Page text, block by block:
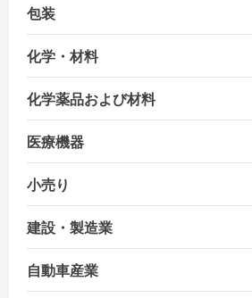
包装
化学・材料
化学薬品および材料
医療機器
小売り
建設・製造業
自動車産業